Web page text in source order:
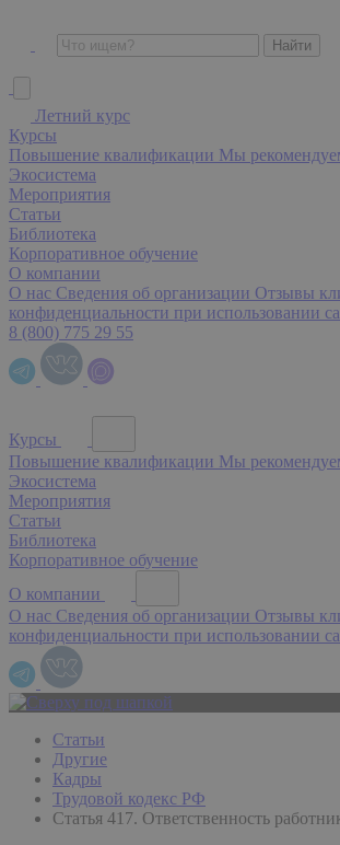
Летний курс
Курсы
Повышение квалификации Мы
Экосистема
Мероприятия
Статьи
Библиотека
Корпоративное обучение
О компании
О нас Сведения об организации Отзывы
конфиденциальности при использовании
8 (800) 775 29 55
Курсы
Повышение квалификации Мы
Экосистема
Мероприятия
Статьи
Библиотека
Корпоративное обучение
О компании
О нас Сведения об организации Отзывы
конфиденциальности при использовании
Статьи
Другие
Кадры
Трудовой кодекс РФ
Статья 417. Ответственность